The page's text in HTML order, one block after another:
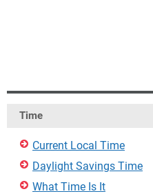
Time
Current Local Time
Daylight Savings Time
What Time Is It